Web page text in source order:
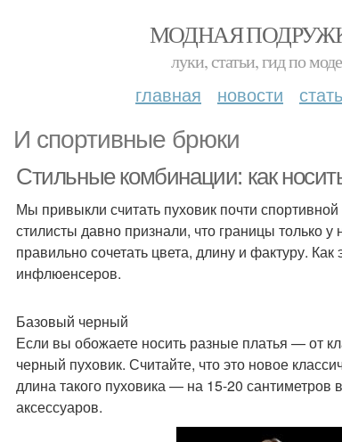
МОДНАЯ
луки, статьи, гид по моде
главная новости
И спортивные брюки
Стильные комбинации: как
Мы привыкли считать пуховик почти
стилисты давно признали, что границы только
правильно сочетать цвета, длину и фактуру.
инфлюенсеров.
Базовый черный
Если вы обожаете носить разные платья — от
черный пуховик. Считайте, что это новое
длина такого пуховика — на 15-20
аксессуаров.